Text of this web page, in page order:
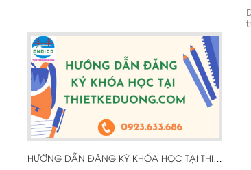
HƯỚNG DẪN ĐĂNG KÝ KHÓA HỌC TẠI THIETKEDUONG.COM